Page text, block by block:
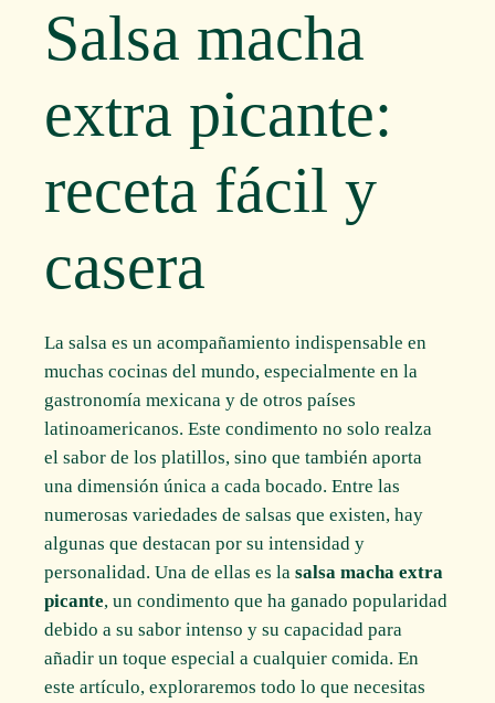
Salsa macha
extra picante:
receta fácil y
casera
La salsa es un acompañamiento indispensable en
muchas cocinas del mundo, especialmente en la
gastronomía mexicana y de otros países
latinoamericanos. Este condimento no solo realza
el sabor de los platillos, sino que también aporta
una dimensión única a cada bocado. Entre las
numerosas variedades de salsas que existen, hay
algunas que destacan por su intensidad y
personalidad. Una de ellas es lasalsa macha extra
picante, un condimento que ha ganado popularidad
debido a su sabor intenso y su capacidad para
añadir un toque especial a cualquier comida. En
este artículo, exploraremos todo lo que necesitas